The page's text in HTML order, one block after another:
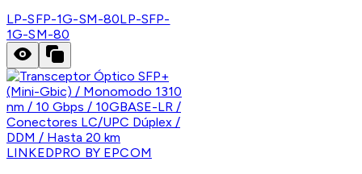
LP-SFP-1G-SM-80LP-SFP-
1G-SM-80
LINKEDPRO BY EPCOM